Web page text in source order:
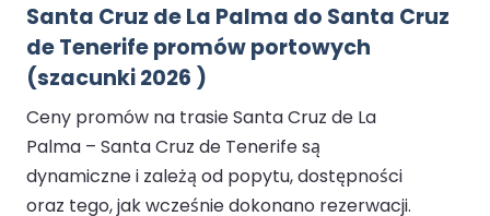
Santa Cruz de La Palma do Santa Cruz
de Tenerife promów portowych
(szacunki 2026 )
Ceny promów na trasie Santa Cruz de La
Palma – Santa Cruz de Tenerife są
dynamiczne i zależą od popytu, dostępności
oraz tego, jak wcześnie dokonano rezerwacji.